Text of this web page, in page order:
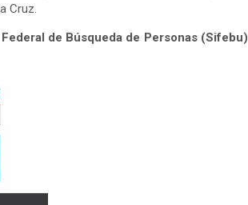
Cruz.
de Búsqueda de Personas (Sifebu)